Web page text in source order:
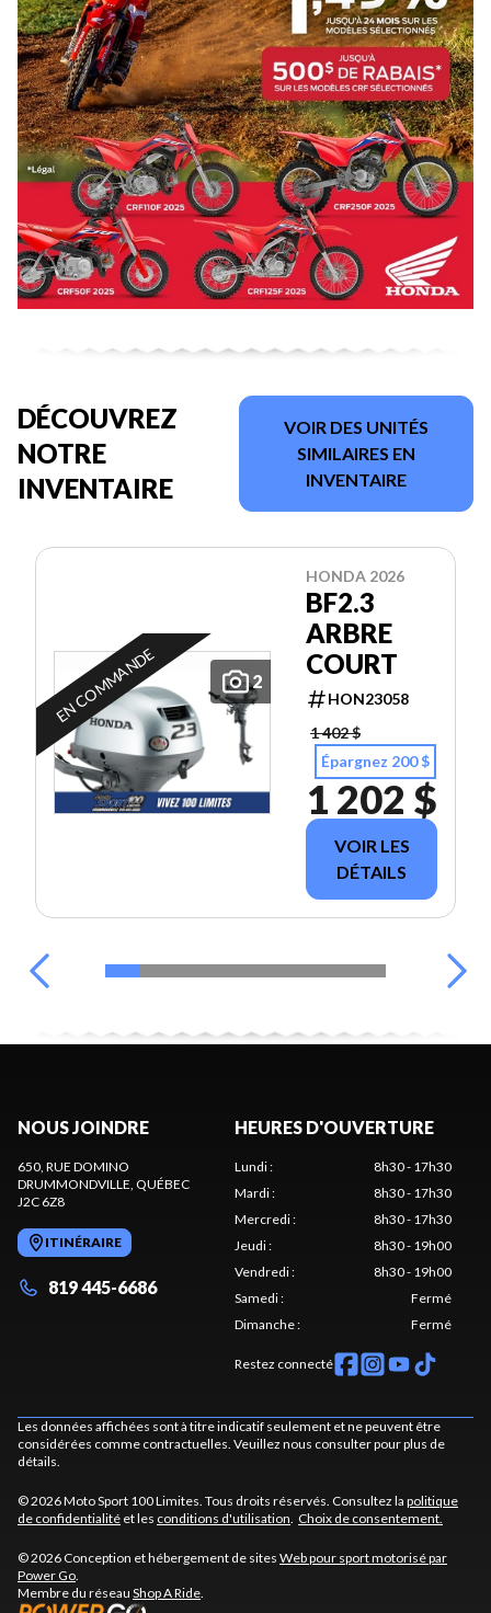
DÉCOUVREZ
NOTRE
INVENTAIRE
VOIR DES UNITÉS
SIMILAIRES EN
INVENTAIRE
2
EN COMMANDE
HONDA 2026
BF2.3
ARBRE
COURT
HON23058
1 402 $
Épargnez 200 $
1 202 $
VOIR LES
DÉTAILS
NOUS JOINDRE
650, RUE DOMINO
DRUMMONDVILLE , QUÉBEC
J2C 6Z8
ITINÉRAIRE
819 445-6686
HEURES D'OUVERTURE
Lundi:
8h30 - 17h30
Mardi:
8h30 - 17h30
Mercredi:
8h30 - 17h30
Jeudi:
8h30 - 19h00
Vendredi:
8h30 - 19h00
Samedi:
Fermé
Dimanche: Fermé
Restez connecté
Les données affichées sont à titre indicatif seulement et ne peuvent être
considérées comme contractuelles. Veuillez nous consulter pour plus de
détails.
© 2026 Moto Sport 100 Limites. Tous droits réservés. Consultez la politique
de confidentialité et les conditions d'utilisation Choix de consentement.
© 2026 Conception et hébergement de sites Web pour sport motorisé par
Power Go
Membre du réseau Shop A Ride